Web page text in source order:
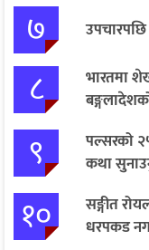
७
८
भारतमा
९
पल्सरको
कथा
१०
सङ्गीत
धरपकड